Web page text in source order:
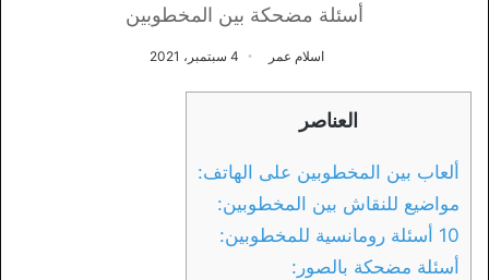
أسئلة مضحكة بين المخطوبين
اسلام عمر 4 سبتمبر، 2021
العناصر
ألعاب بين المخطوبين على الهاتف:
مواضيع للنقاش بين المخطوبين:
10 أسئلة رومانسية للمخطوبين:
أسئلة مضحكة بالصور: